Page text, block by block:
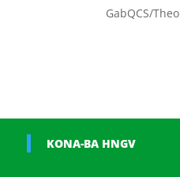
GabQCS/Theo
KONA-BA HNGV